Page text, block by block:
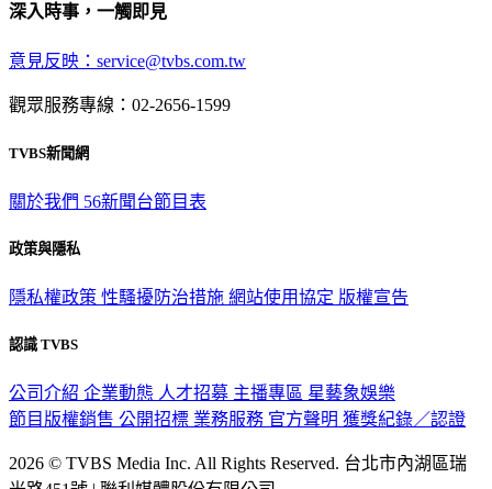
深入時事，一觸即見
意見反映：service@tvbs.com.tw
觀眾服務專線：02-2656-1599
TVBS新聞網
關於我們 56新聞台節目表
政策與隱私
隱私權政策 性騷擾防治措施 網站使用協定 版權宣告
認識 TVBS
公司介紹 企業動態 人才招募 主播專區 星藝象娛樂
節目版權銷售 公開招標 業務服務 官方聲明 獲獎紀錄／認證
2026 © TVBS Media Inc. All Rights Reserved. 台北市內湖區瑞